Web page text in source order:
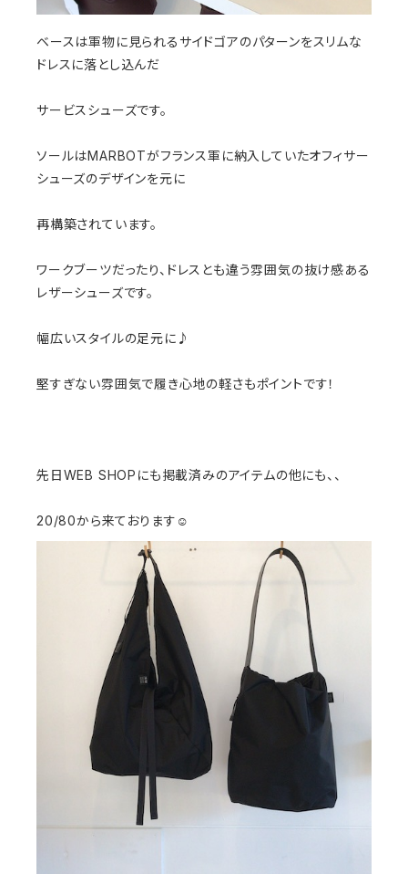
ベースは軍物に見られるサイドゴアのパターンをスリムな
ドレスに落とし込んだ
サービスシューズです。
ソールはMARBOTがフランス軍に納入していたオフィサー
シューズのデザインを元に
再構築されています。
ワークブーツだったり、ドレスとも違う雰囲気の抜け感ある
レザーシューズです。
幅広いスタイルの足元に♪
堅すぎない雰囲気で履き心地の軽さもポイントです！
先日WEB SHOPにも掲載済みのアイテムの他にも、、
20/80から来ております☺️